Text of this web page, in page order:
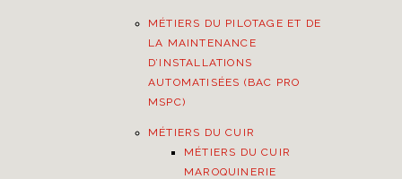
MÉTIERS DU PILOTAGE ET DE
LA MAINTENANCE
D’INSTALLATIONS
AUTOMATISÉES (BAC PRO
MSPC)
MÉTIERS DU CUIR
MÉTIERS DU CUIR
MAROQUINERIE